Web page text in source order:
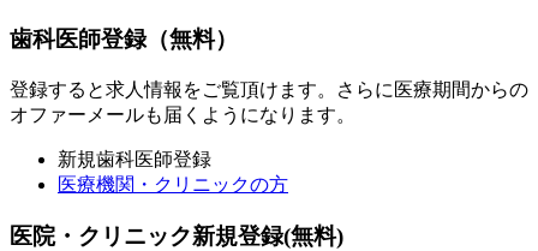
歯科医師登録（無料）
登録すると求人情報をご覧頂けます。さらに医療期間からの
オファーメールも届くようになります。
新規歯科医師登録
医療機関・クリニックの方
医院・クリニック新規登録(無料)